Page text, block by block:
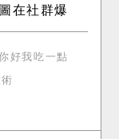
在社群爆
者一眼就
好我吃一點